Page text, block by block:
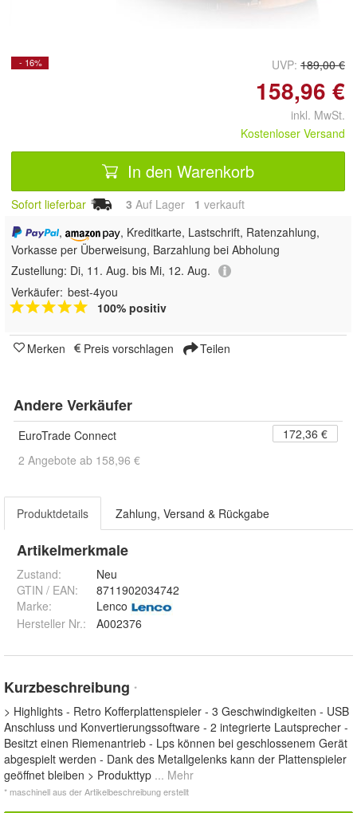
- 16% UVP: 189,00 €
158,96 €
inkl. MwSt.
Kostenloser Versand
In den Warenkorb
Sofort lieferbar 3 Auf Lager 1 verkauft
,
, Kreditkarte, Lastschrift, Ratenzahlung,
Vorkasse per Überweisung, Barzahlung bei Abholung
Zustellung: Di, 11. Aug. bis Mi, 12. Aug.
Verkäufer: best-4you
100% positiv
Merken Preis vorschlagen Teilen
Andere Verkäufer
EuroTrade Connect
172,36 €
2 Angebote ab 158,96 €
Produktdetails Zahlung, Versand & Rückgabe
Artikelmerkmale
Zustand:
Neu
GTIN / EAN:
8711902034742
Marke:
Lenco
Hersteller Nr.:
A002376
Kurzbeschreibung *
> Highlights - Retro Kofferplattenspieler - 3 Geschwindigkeiten - USB
Anschluss und Konvertierungssoftware - 2 integrierte Lautsprecher -
Besitzt einen Riemenantrieb - Lps können bei geschlossenem Gerät
abgespielt werden - Dank des Metallgelenks kann der Plattenspieler
geöffnet bleiben > Produkttyp ... Mehr
* maschinell aus der Artikelbeschreibung erstellt